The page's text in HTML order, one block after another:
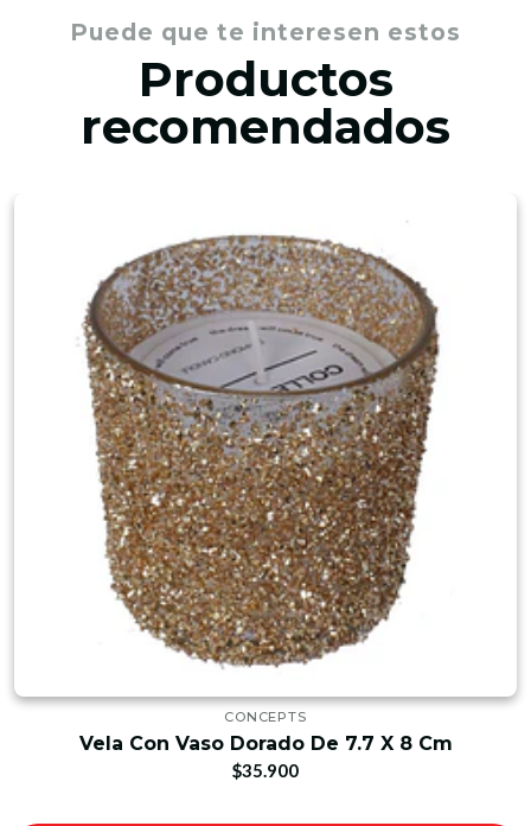
Puede que te interesen estos
Productos
recomendados
CONCEPTS
Vela Con Vaso Dorado De 7.7 X 8 Cm
$35.900